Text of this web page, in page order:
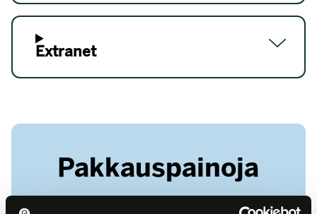
Extranet
Pakkauspainoja
Kokosimme raportoinnin avuksi tavallisimpien